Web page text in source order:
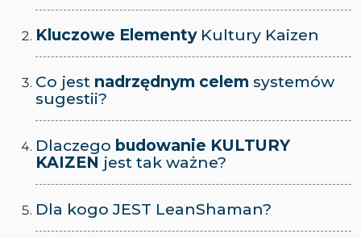
Kluczowe ElementyKultury Kaizen
Co jest nadrzędnym celem systemów
sugestii?
Dlaczego budowanie KULTURY
KAIZEN jest tak ważne?
Dla kogoJEST LeanShaman?